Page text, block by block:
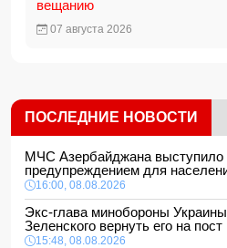
вещанию
07 августа 2026
ПОСЛЕДНИЕ НОВОСТИ
МЧС Азербайджана выступило
предупреждением для
16:00, 08.08.2026
Экс-глава минобороны
Зеленского вернуть его на пост
15:48, 08.08.2026